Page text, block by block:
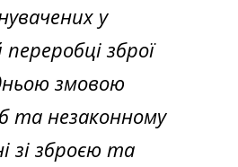
у
переробці зброї
змовою
та незаконному
зі зброєю та